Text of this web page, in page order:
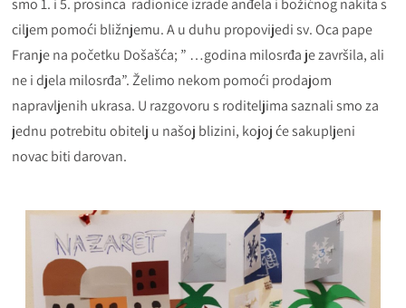
smo 1. i 5. prosinca radionice izrade anđela i božićnog nakita s
ciljem pomoći bližnjemu. A u duhu propovijedi sv. Oca pape
Franje na početku Došašća; ” …godina milosrđa je završila, ali
ne i djela milosrđa”. Želimo nekom pomoći prodajom
napravljenih ukrasa. U razgovoru s roditeljima saznali smo za
jednu potrebitu obitelj u našoj blizini, kojoj će sakupljeni
novac biti darovan.